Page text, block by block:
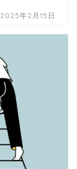
2025年2月15日